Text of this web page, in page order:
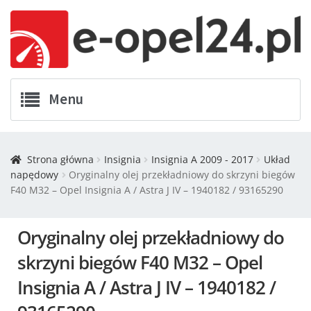
Menu
Zamówienia
Koszyk
Promocje
Strona główna Insignia Insignia A 2009 - 2017
Układ
napędowy
Oryginalny olej przekładniowy do skrzyni biegów
F40 M32 – Opel Insignia A / Astra J IV – 1940182 / 93165290
Oryginalny olej przekładniowy do
skrzyni biegów F40 M32 – Opel
Insignia A / Astra J IV – 1940182 /